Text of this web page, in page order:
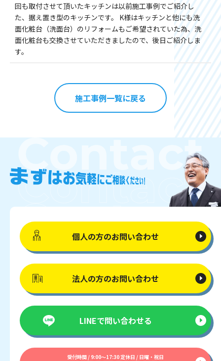
回も取付させて頂いたキッチンは以前施工事例でご紹介し
た、据え置き型のキッチンです。 K様はキッチンと他にも洗
面化粧台（洗面台）のリフォームもご希望されていた為、洗
面化粧台も交換させていただきましたので、後日ご紹介しま
す。
施工事例一覧に戻る
個人の方のお問い合わせ
法人の方のお問い合わせ
LINEで問い合わせる
受付時間 / 9:00〜17:30 定休日 / 日曜・祝日